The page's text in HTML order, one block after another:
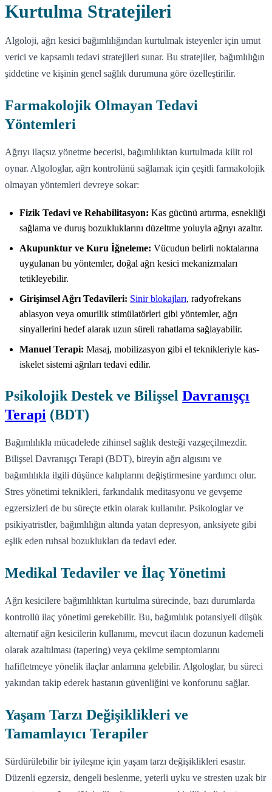
Kurtulma Stratejileri
Algoloji, ağrı kesici bağımlılığından kurtulmak isteyenler için umut
verici ve kapsamlı tedavi stratejileri sunar. Bu stratejiler, bağımlılığın
şiddetine ve kişinin genel sağlık durumuna göre özelleştirilir.
Farmakolojik Olmayan Tedavi
Yöntemleri
Ağrıyı ilaçsız yönetme becerisi, bağımlılıktan kurtulmada kilit rol
oynar. Algologlar, ağrı kontrolünü sağlamak için çeşitli farmakolojik
olmayan yöntemleri devreye sokar:
Fizik Tedavi ve Rehabilitasyon: Kas gücünü artırma, esnekliği
sağlama ve duruş bozukluklarını düzeltme yoluyla ağrıyı azaltır.
Akupunktur ve Kuru İğneleme: Vücudun belirli noktalarına
uygulanan bu yöntemler, doğal ağrı kesici mekanizmaları
tetikleyebilir.
Girişimsel Ağrı Tedavileri: Sinir blokajları, radyofrekans
ablasyon veya omurilik stimülatörleri gibi yöntemler, ağrı
sinyallerini hedef alarak uzun süreli rahatlama sağlayabilir.
Manuel Terapi: Masaj, mobilizasyon gibi el teknikleriyle kas-
iskelet sistemi ağrıları tedavi edilir.
Psikolojik Destek ve Bilişsel Davranışçı
Terapi (BDT)
Bağımlılıkla mücadelede zihinsel sağlık desteği vazgeçilmezdir.
Bilişsel Davranışçı Terapi (BDT), bireyin ağrı algısını ve
bağımlılıkla ilgili düşünce kalıplarını değiştirmesine yardımcı olur.
Stres yönetimi teknikleri, farkındalık meditasyonu ve gevşeme
egzersizleri de bu süreçte etkin olarak kullanılır. Psikologlar ve
psikiyatristler, bağımlılığın altında yatan depresyon, anksiyete gibi
eşlik eden ruhsal bozuklukları da tedavi eder.
Medikal Tedaviler ve İlaç Yönetimi
Ağrı kesicilere bağımlılıktan kurtulma sürecinde, bazı durumlarda
kontrollü ilaç yönetimi gerekebilir. Bu, bağımlılık potansiyeli düşük
alternatif ağrı kesicilerin kullanımı, mevcut ilacın dozunun kademeli
olarak azaltılması (tapering) veya çekilme semptomlarını
hafifletmeye yönelik ilaçlar anlamına gelebilir. Algologlar, bu süreci
yakından takip ederek hastanın güvenliğini ve konforunu sağlar.
Yaşam Tarzı Değişiklikleri ve
Tamamlayıcı Terapiler
Sürdürülebilir bir iyileşme için yaşam tarzı değişiklikleri esastır.
Düzenli egzersiz, dengeli beslenme, yeterli uyku ve stresten uzak bir